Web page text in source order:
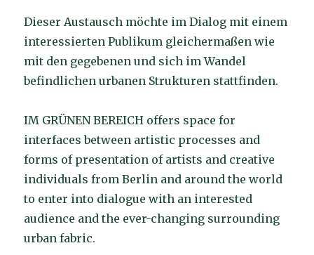
Dieser Austausch möchte im Dialog mit einem
interessierten Publikum gleichermaßen wie
mit den gegebenen und sich im Wandel
befindlichen urbanen Strukturen stattfinden.
IM GRÜNEN BEREICH offers space for
interfaces between artistic processes and
forms of presentation of artists and creative
individuals from Berlin and around the world
to enter into dialogue with an interested
audience and the ever-changing surrounding
urban fabric.